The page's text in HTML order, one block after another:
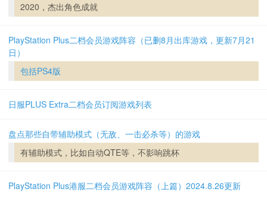
2020，杰出角色成就
PlayStation Plus二档会员游戏阵容（已删8月出库游戏，更新7月21
日）
包括PS4版
日服PLUS Extra二档会员订阅游戏列表
盘点那些自带辅助模式（无敌、一击必杀等）的游戏
有辅助模式，比如自动QTE等，不影响跳杯
PlayStation Plus港服二档会员游戏阵容（上篇）2024.8.26更新